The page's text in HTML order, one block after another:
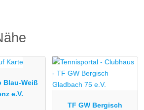
Blau-Weiß
e.V.
TF GW Bergisch